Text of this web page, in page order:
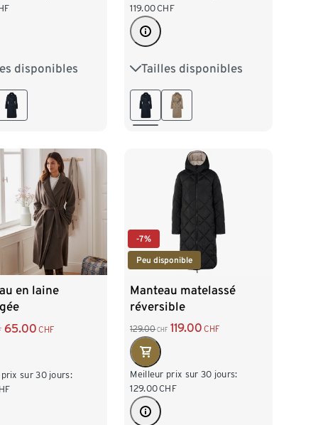
disponibles
38 40 42
46
119.00CHF
Tailles disponibles
36 38 40 42
44 46
en laine
65.00 CHF
sur 30 jours:
-7%
Peu disponible
Manteau matelassé
réversible
129.00 CHF 119.00 CHF
Meilleur prix sur 30 jours:
129.00CHF